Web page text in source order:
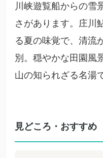
川峡遊覧船からの雪
さがあります。庄川
る夏の味覚で、清流
別。穏やかな田園風
山の知られざる名湯
見どころ・おすすめ